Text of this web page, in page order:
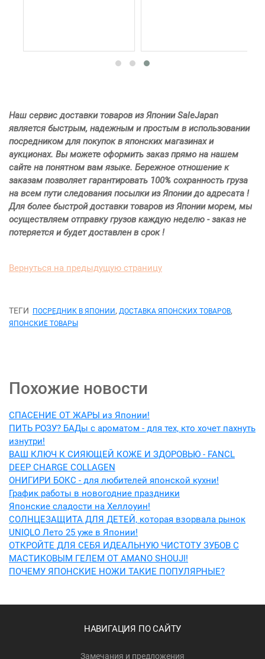
Наш сервис доставки товаров из Японии SaleJapan
является быстрым, надежным и простым в использовании
посредником для покупок в японских магазинах и
аукционах. Вы можете оформить заказ прямо на нашем
сайте на понятном вам языке. Бережное отношение к
заказам позволяет гарантировать 100% сохранность груза
на всем пути следования посылки из Японии до адресата !
Для более быстрой доставки товаров из Японии морем, мы
осуществляем отправку грузов каждую неделю - заказ не
потеряется и будет доставлен в срок !
Вернуться на предыдущую страницу
ТЕГИ ПОСРЕДНИК В ЯПОНИИ, ДОСТАВКА ЯПОНСКИХ ТОВАРОВ,
ЯПОНСКИЕ ТОВАРЫ
Похожие новости
СПАСЕНИЕ ОТ ЖАРЫ из Японии!
ПИТЬ РОЗУ? БАДы с ароматом - для тех, кто хочет пахнуть
изнутри!
ВАШ КЛЮЧ К СИЯЮЩЕЙ КОЖЕ И ЗДОРОВЬЮ - FANCL
DEEP CHARGE COLLAGEN
ОНИГИРИ БОКС - для любителей японской кухни!
График работы в новогодние праздники
Японские сладости на Хеллоуин!
СОЛНЦЕЗАЩИТА ДЛЯ ДЕТЕЙ, которая взорвала рынок
UNIQLO Лето 25 уже в Японии!
ОТКРОЙТЕ ДЛЯ СЕБЯ ИДЕАЛЬНУЮ ЧИСТОТУ ЗУБОВ С
МАСТИКОВЫМ ГЕЛЕМ ОТ AMANO SHOUJI!
ПОЧЕМУ ЯПОНСКИЕ НОЖИ ТАКИЕ ПОПУЛЯРНЫЕ?
НАВИГАЦИЯ ПО САЙТУ
Замечания и предложения